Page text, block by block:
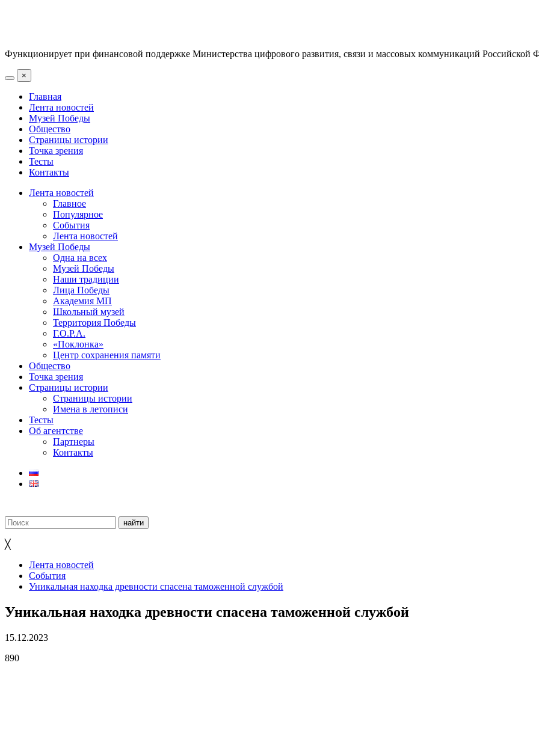
Функционирует при финансовой поддержке Министерства цифрового развития, связи и массовых коммуникаций Российской
×
Главная
Лента новостей
Музей Победы
Общество
Страницы истории
Точка зрения
Тесты
Контакты
Лента новостей
Главное
Популярное
События
Лента новостей
Музей Победы
Одна на всех
Музей Победы
Наши традиции
Лица Победы
Академия МП
Школьный музей
Территория Победы
Г.О.Р.А.
«Поклонка»
Центр сохранения памяти
Общество
Точка зрения
Страницы истории
Страницы истории
Имена в летописи
Тесты
Об агентстве
Партнеры
Контакты
╳
Лента новостей
События
Уникальная находка древности спасена таможенной службой
Уникальная находка древности спасена таможенной службой
15.12.2023
890